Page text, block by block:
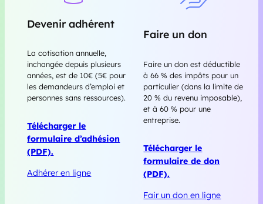
Devenir adhérent
La cotisation annuelle,
inchangée depuis plusieurs
années, est de 10€ (5€ pour
les demandeurs d’emploi et
personnes sans ressources).
Télécharger le
formulaire d’adhésion
(PDF).
Adhérer en ligne
Faire un don
Faire un don est déductible
à 66 % des impôts pour un
particulier (dans la limite de
20 % du revenu imposable),
et à 60 % pour une
entreprise.
Télécharger le
formulaire de don
(PDF).
Fair un don en ligne